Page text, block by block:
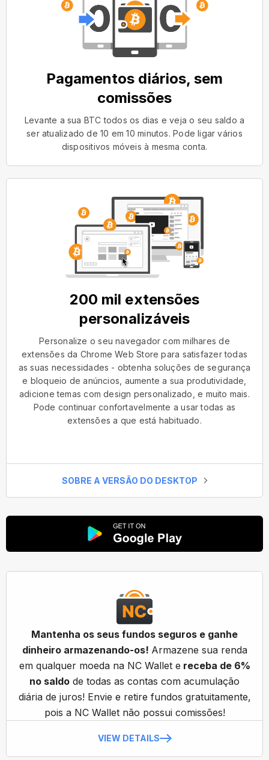
Pagamentos diários, sem
comissões
Levante a sua BTC todos os dias e veja o seu saldo a
ser atualizado de 10 em 10 minutos. Pode ligar vários
dispositivos móveis à mesma conta.
200 mil extensões
personalizáveis
Personalize o seu navegador com milhares de
extensões da Chrome Web Store para satisfazer todas
as suas necessidades - obtenha soluções de segurança
e bloqueio de anúncios, aumente a sua produtividade,
adicione temas com design personalizado, e muito mais.
Pode continuar confortavelmente a usar todas as
extensões a que está habituado.
SOBRE A VERSÃO DO DESKTOP
Mantenha os seus fundos seguros e ganhe
dinheiro armazenando-os! Armazene sua renda
em qualquer moeda na NC Wallet e receba de 6%
no saldo de todas as contas com acumulação
diária de juros! Envie e retire fundos gratuitamente,
pois a NC Wallet não possui comissões!
VIEW DETAILS